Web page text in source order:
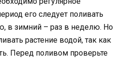
его следует поливать
в зимний – раз в неделю. Но
растение водой, так как
Перед поливом проверьте